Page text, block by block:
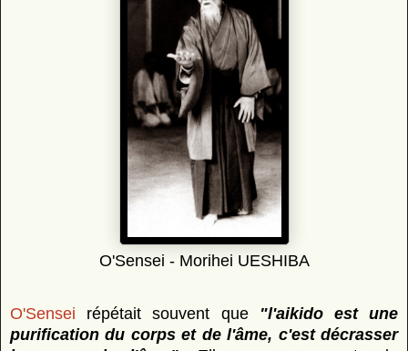
O'Sensei - Morihei UESHIBA
O'Sensei répétait souvent que"l'aikido est une
purification du corps et de l'âme, c'est décrasser